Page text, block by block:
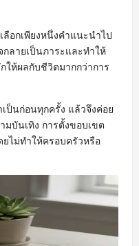
อกเพียงหนึ่งคำแนะนำไป
ลายเป็นภาระและทำให้
ให้ผลกับชีวิตมากกว่าการ
เป็นก่อนทุกครั้ง แล้วจึงค่อย
มบันเทิง การตั้งขอบเขต
ยไม่ทำให้ครอบครัวหรือ